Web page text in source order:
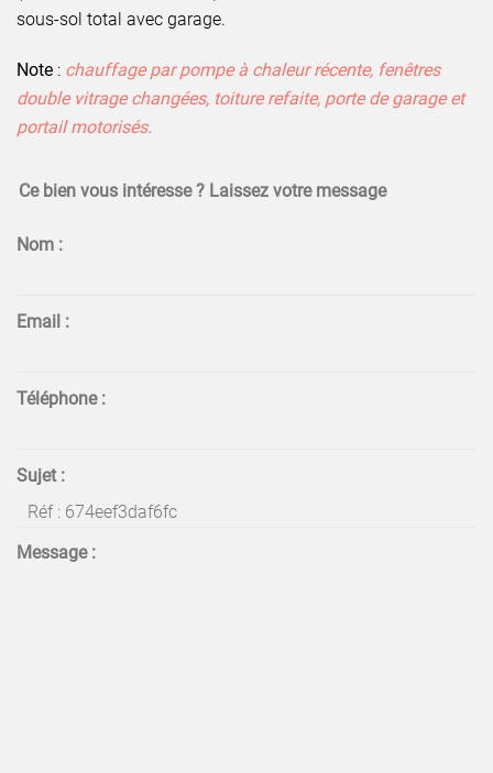
sous-sol total avec garage.
Note : chauffage par pompe à chaleur récente, fenêtres
double vitrage changées, toiture refaite, porte de garage et
portail motorisés.
Ce bien vous intéresse ? Laissez votre message
Nom :
Email :
Téléphone :
Sujet :
Message :